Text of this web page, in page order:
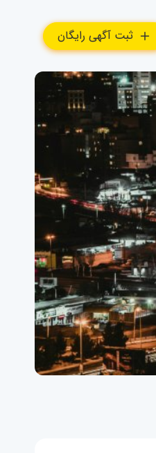
ثبت آگهی رایگان